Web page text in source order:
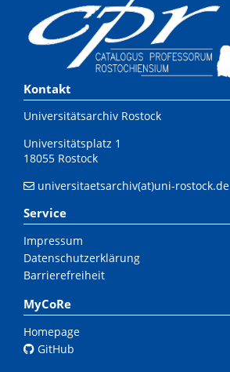
Kontakt
Universitätsarchiv Rostock
Universitätsplatz 1
18055 Rostock
universitaetsarchiv(at)uni-rostock.de
Service
Impressum
Datenschutzerklärung
Barrierefreiheit
MyCoRe
Homepage
GitHub